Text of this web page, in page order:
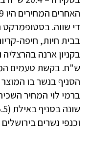
בבית חיות, חיפה-
וכנפי נשרים בירושלים (29.5